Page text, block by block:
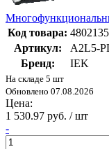
Код товара: 4802135
Артикул:
A2L5-
Бренд:
IEK
На складе 5 шт
Обновлено 07.08.2026
Цена:
1 530.97 руб. / шт
-